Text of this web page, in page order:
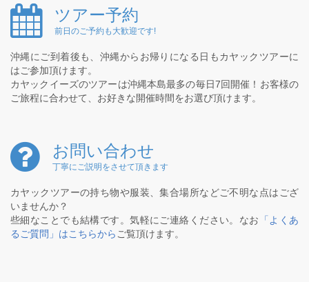
ツアー予約
前日のご予約も大歓迎です!
沖縄にご到着後も、沖縄からお帰りになる日もカヤックツアーに
はご参加頂けます。
カヤックイーズのツアーは沖縄本島最多の毎日7回開催！お客様の
ご旅程に合わせて、お好きな開催時間をお選び頂けます。
お問い合わせ
丁寧にご説明をさせて頂きます
カヤックツアーの持ち物や服装、集合場所などご不明な点はござ
いませんか？
些細なことでも結構です。気軽にご連絡ください。なお
「よくあ
るご質問」はこちらから ご覧頂けます。